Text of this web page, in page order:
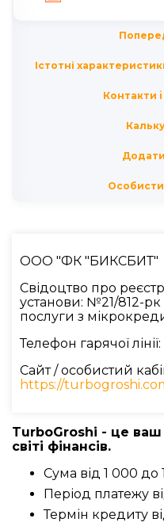
Істотні
Контакти i
ООО "ФК "БИКСБИТ"
Свідоцтво про
установи: №21/812-рк
послуги з
Телефон гарячої лінії:
Сайт / особистий
https://
TurboGroshi - це ваш
світі фінансів.
Сума від 1 000 до
Період платежу
Термін кредиту